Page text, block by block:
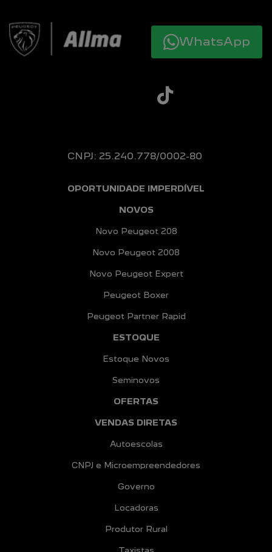
CNPJ: 25.240.778/0002-80
OPORTUNIDADE IMPERDÍVEL
NOVOS
Novo Peugeot 208
Novo Peugeot 2008
Novo Peugeot Expert
Peugeot Boxer
Peugeot Partner Rapid
ESTOQUE
Estoque Novos
Seminovos
OFERTAS
VENDAS DIRETAS
Autoescolas
CNPJ e Microempreendedores
Governo
Locadoras
Produtor Rural
WhatsApp